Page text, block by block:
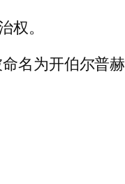
。
名为开伯尔普赫